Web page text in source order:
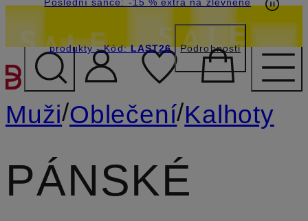
PŘEJÍT NA HLAVNÍ
produkty- Kód:LAST26 Podrobnosti
Muži/Oblečení/Kalhoty
PÁNSKÉ